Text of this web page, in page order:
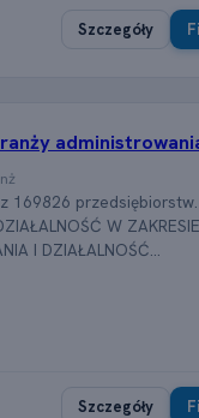
Szczegóły
z 169826
W
I DZIAŁALNOŚĆ...
Szczegóły